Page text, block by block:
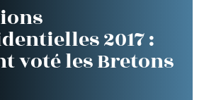
2017 :
voté les Bretons